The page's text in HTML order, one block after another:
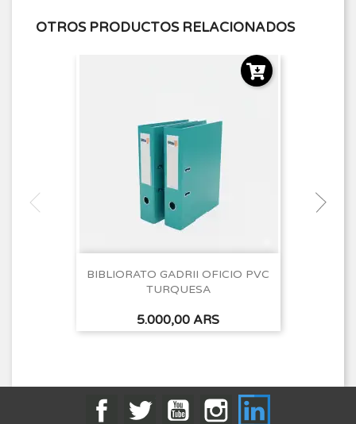
OTROS PRODUCTOS RELACIONADOS
BIBLIORATO GADRII OFICIO PVC
TURQUESA
Precio
5.000,00 ARS
FacebookTwitter YouTubeInstagram